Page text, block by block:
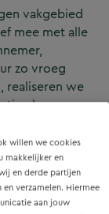
willen we cookies
makkelijker en
en derde partijen
verzamelen. Hiermee
aan jouw
vakgebied
mee met alle
zo vroeg
realiseren we
renovatie.
constructieve